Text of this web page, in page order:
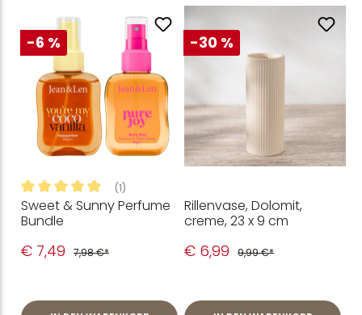
-6 %
Durchschnittliche Bewertung von 5 von 5 Sternen
(1)
Sweet & Sunny Perfume
Bundle
€ 7,49 7,98 €*
-30 %
Rillenvase, Dolomit,
creme, 23 x 9 cm
€ 6,99 9,99 €*